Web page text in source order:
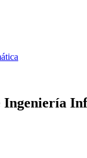
Ingeniería